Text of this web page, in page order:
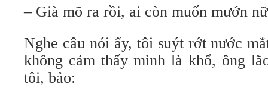
– Già mõ ra rồi, ai còn muốn mướn
Nghe câu nói ấy, tôi suýt rớt nước
không cảm thấy mình là khổ, ông
tôi, bảo: